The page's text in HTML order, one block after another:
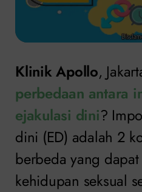
Klinik Apollo,
perbedaan antara
ejakulasi dini?
dini (ED) adalah 2
berbeda yang
kehidupan seksual